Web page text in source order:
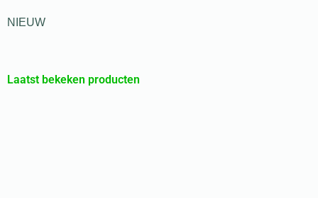
NIEUW
Laatst bekeken producten